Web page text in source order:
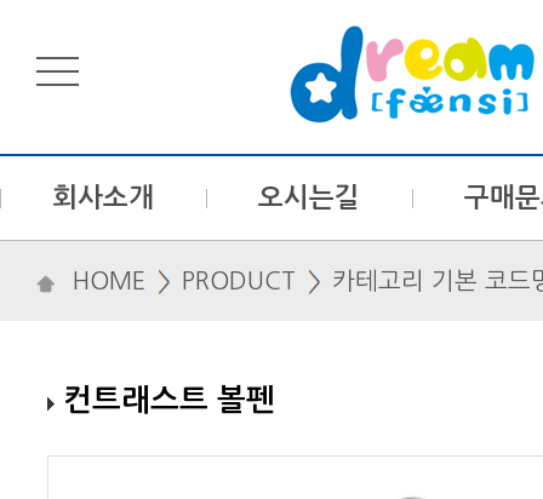
회사소개 오시는길 구매
HOME PRODUCT 카테고리 기본 코드
컨트래스트 볼펜